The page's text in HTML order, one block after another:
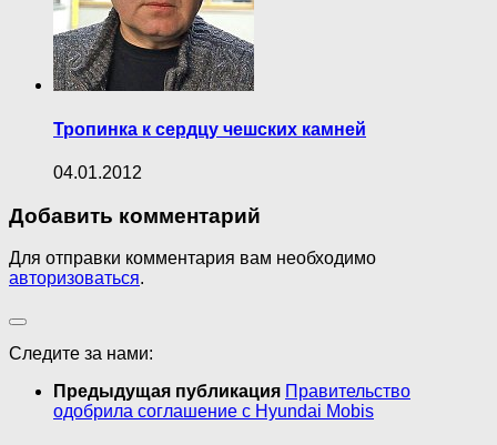
Тропинка к сердцу чешских камней
04.01.2012
Добавить комментарий
Для отправки комментария вам необходимо
авторизоваться.
Следите за нами:
Предыдущая публикация Правительство
одобрила соглашение с Hyundai Mobis